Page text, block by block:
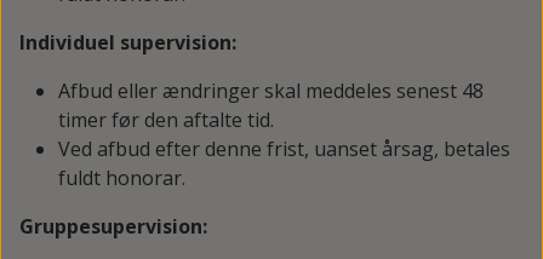
Individuel supervision:
Afbud eller ændringer skal meddeles senest 48
timer før den aftalte tid.
Ved afbud efter denne frist, uanset årsag, betales
fuldt honorar.
Gruppesupervision: